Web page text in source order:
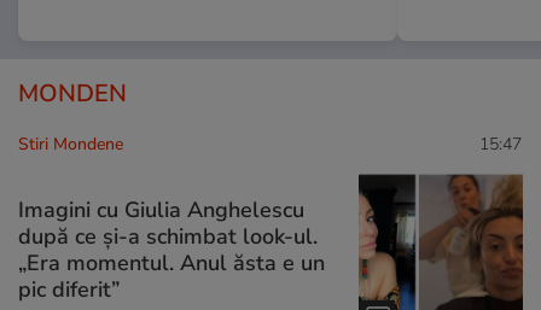
MONDEN
Stiri Mondene 15:47
Imagini cu Giulia Anghelescu
după ce și-a schimbat look-ul.
„Era momentul. Anul ăsta e un
pic diferit”